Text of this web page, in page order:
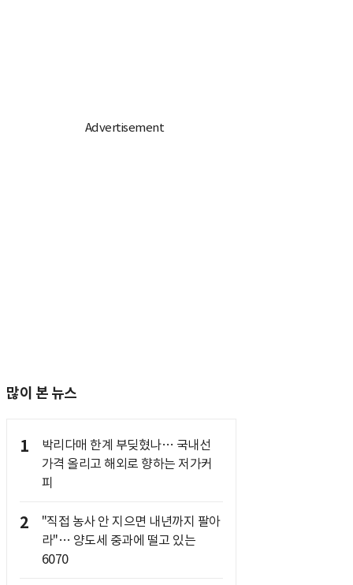
많이 본 뉴스
1
박리다매 한계 부딪혔나… 국내선
가격 올리고 해외로 향하는 저가커
피
2
"직접 농사 안 지으면 내년까지 팔아
라"… 양도세 중과에 떨고 있는
6070